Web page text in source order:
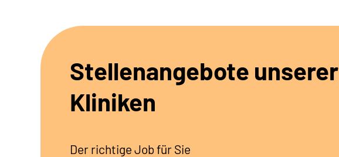
Stellenangebote unserer
Kliniken
Der richtige Job für Sie